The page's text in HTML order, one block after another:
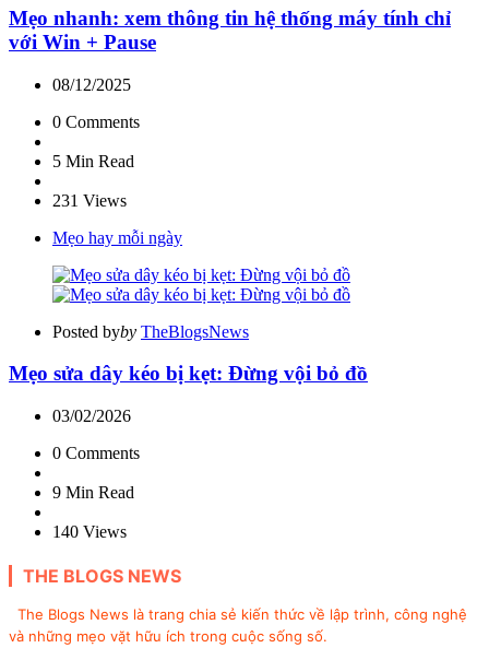
Mẹo nhanh: xem thông tin hệ thống máy tính chỉ
với Win + Pause
08/12/2025
0 Comments
5 Min Read
231 Views
Mẹo hay mỗi ngày
Posted byby TheBlogsNews
Mẹo sửa dây kéo bị kẹt: Đừng vội bỏ đồ
03/02/2026
0 Comments
9 Min Read
140 Views
THE BLOGS NEWS
The Blogs News là trang chia sẻ kiến thức về lập trình, công nghệ
và những mẹo vặt hữu ích trong cuộc sống số.